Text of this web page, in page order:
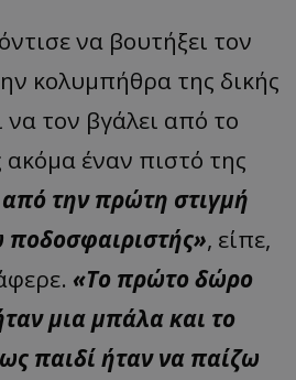
να βουτήξει τον
κολυμπήθρα της δικής
να τον βγάλει από το
ακόμα έναν πιστό της
την πρώτη στιγμή
ποδοσφαιριστής», είπε,
«Το πρώτο δώρο
μια μπάλα και το
παιδί ήταν να παίζω